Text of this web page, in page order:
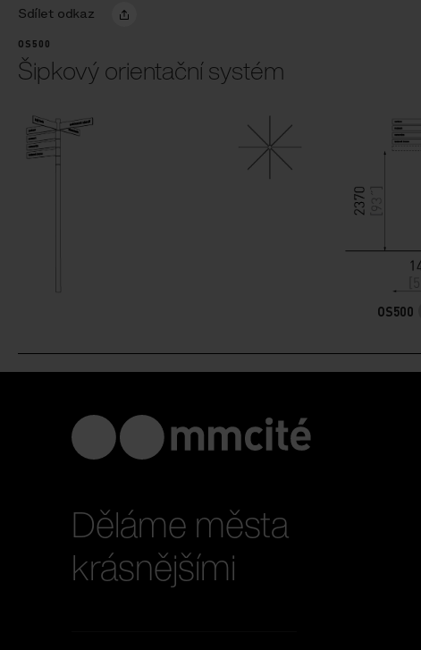
Sdílet odkaz
OS500
Šipkový orientační systém
OS500
Děláme města
krásnějšími